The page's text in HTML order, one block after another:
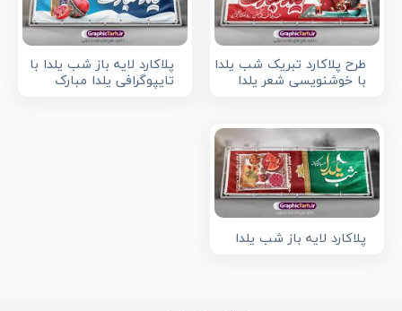
طرح پلاکارد تبریک شب یلدا
با خوشنویسی شعر یلدا
پلاکارد لایه باز شب یلدا با
تایپوگرافی یلدا مبارک
پلاکارد لایه باز شب یلدا